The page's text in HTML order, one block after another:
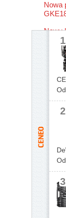
Od
Od
Nowa
Nowy